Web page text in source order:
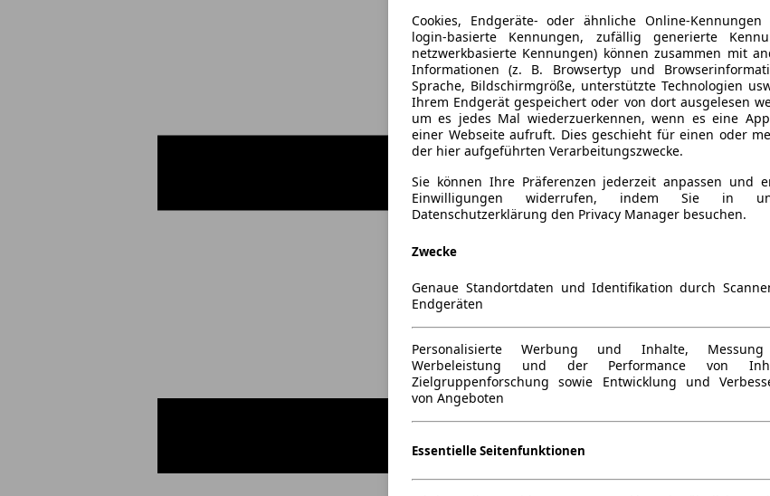
Cookies, Endgeräte- oder ähnliche Online-Kennungen
login-basierte Kennungen, zufällig generierte
netzwerkbasierte Kennungen) können zusammen mit
Informationen (z. B. Browsertyp und
Sprache, Bildschirmgröße, unterstützte Technologien
Ihrem Endgerät gespeichert oder von dort ausgelesen
um es jedes Mal wiederzuerkennen, wenn es eine
einer Webseite aufruft. Dies geschieht für einen oder
der hier aufgeführten Verarbeitungszwecke.
Sie können Ihre Präferenzen jederzeit anpassen und
Einwilligungen widerrufen, indem Sie in
Datenschutzerklärung den Privacy Manager besuchen.
Zwecke
Genaue Standortdaten und Identifikation durch
Endgeräten
Personalisierte Werbung und Inhalte,
Werbeleistung und der Performance von
Zielgruppenforschung sowie Entwicklung und
von Angeboten
Essentielle Seitenfunktionen